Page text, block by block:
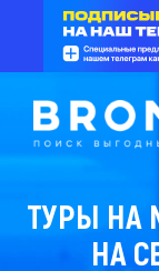
ТУРЫ НА
НА